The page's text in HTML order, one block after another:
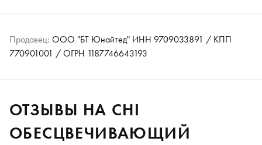
Продавец: ООО "БТ Юнайтед" ИНН 9709033891 / КПП
770901001 / ОГРН 1187746643193
ОТЗЫВЫ НА CHI
ОБЕСЦВЕЧИВАЮЩИЙ